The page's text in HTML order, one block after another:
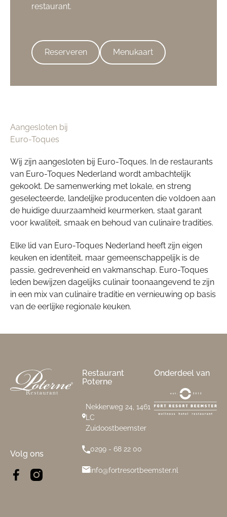
restaurant.
Reserveren Menukaart
Aangesloten bij
Euro-Toques
Wij zijn aangesloten bij Euro-Toques. In de restaurants
van Euro-Toques Nederland wordt ambachtelijk
gekookt. De samenwerking met lokale, en streng
geselecteerde, landelijke producenten die voldoen aan
de huidige duurzaamheid keurmerken, staat garant
voor kwaliteit, smaak en behoud van culinaire tradities.
Elke lid van Euro-Toques Nederland heeft zijn eigen
keuken en identiteit, maar gemeenschappelijk is de
passie, gedrevenheid en vakmanschap. Euro-Toques
leden bewijzen dagelijks culinair toonaangevend te zijn
in een mix van culinaire traditie en vernieuwing op basis
van de eerlijke regionale keuken.
Volg ons
Restaurant
Poterne
Nekkerweg 24, 1461
LC
Zuidoostbeemster
0299 - 68 22 00
info@fortresortbeemster.nl
Onderdeel van